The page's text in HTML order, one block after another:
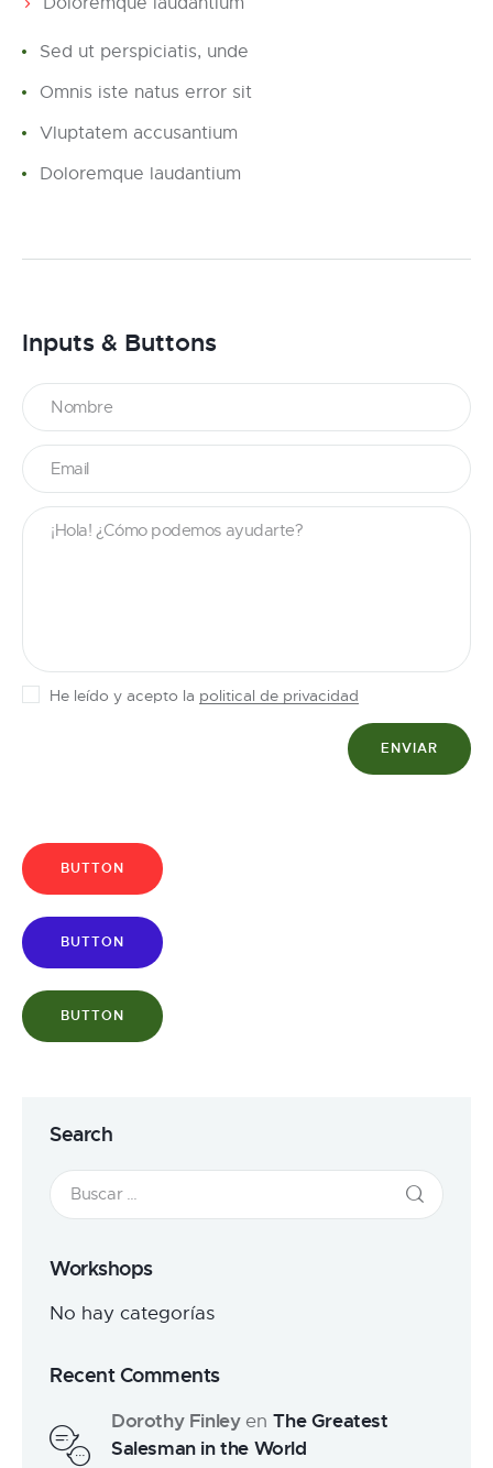
Sed ut perspiciatis, unde
Omnis iste natus error sit
Vluptatem accusantium
Doloremque laudantium
Inputs & Buttons
He leído y acepto la political de privacidad
BUTTON
BUTTON
BUTTON
Search
Workshops
No hay categorías
Recent Comments
Dorothy FinleyenThe Greatest
Salesman in the World